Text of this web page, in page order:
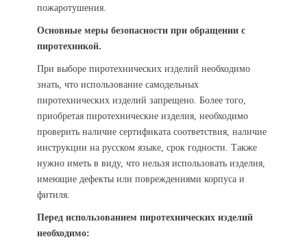
пожаротушения.
Основные меры безопасности при обращении с
пиротехникой.
При выборе пиротехнических изделий необходимо
знать, что использование самодельных
пиротехнических изделий запрещено. Более того,
приобретая пиротехнические изделия, необходимо
проверить наличие сертификата соответствия, наличие
инструкции на русском языке, срок годности. Также
нужно иметь в виду, что нельзя использовать изделия,
имеющие дефекты или повреждениями корпуса и
фитиля.
Перед использованием пиротехнических изделий
необходимо: